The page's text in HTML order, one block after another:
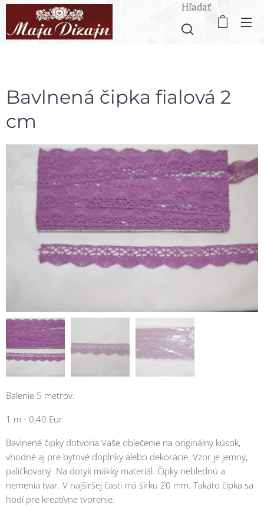
Hľadať
Bavlnená čipka fialová 2
cm
Balenie 5 metrov.
1 m - 0,40 Eur
Bavlnené čipky dotvoria Vaše oblečenie na originálny kúsok,
vhodné aj pre bytové doplnky alebo dekorácie. Vzor je jemný,
paličkovaný. Na dotyk mäkký materiál. Čipky neblednú a
nemenia tvar. V najširšej časti má šírku 20 mm. Takáto čipka sa
hodí pre kreatívne tvorenie.